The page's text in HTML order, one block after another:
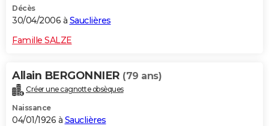
Décès
30/04/2006 à Sauclières
Famille SALZE
Allain BERGONNIER (79 ans)
Créer une cagnotte obsèques
Naissance
04/01/1926 à Sauclières